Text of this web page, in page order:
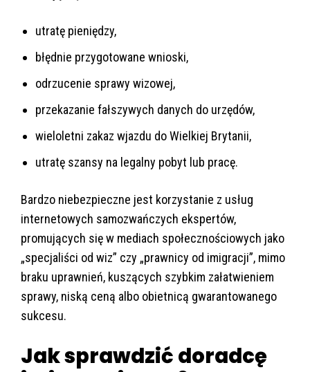
utratę pieniędzy,
błędnie przygotowane wnioski,
odrzucenie sprawy wizowej,
przekazanie fałszywych danych do urzędów,
wieloletni zakaz wjazdu do Wielkiej Brytanii,
utratę szansy na legalny pobyt lub pracę.
Bardzo niebezpieczne jest korzystanie z usług
internetowych samozwańczych ekspertów,
promujących się w mediach społecznościowych jako
„specjaliści od wiz” czy „prawnicy od imigracji”, mimo
braku uprawnień, kuszących szybkim załatwieniem
sprawy, niską ceną albo obietnicą gwarantowanego
sukcesu.
Jak sprawdzić doradcę